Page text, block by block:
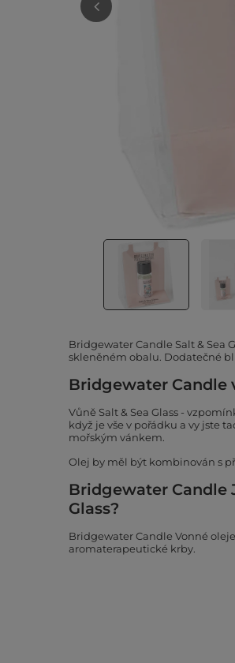
Bridgewater Candle Salt & Sea
skleněném obalu. Dodatečné
Bridgewater Candle
Vůně Salt & Sea Glass -
když je vše v pořádku a vy jste
mořským vánkem.
Olej by měl být kombinován s
Bridgewater Candle
Glass?
Bridgewater Candle Vonné
aromaterapeutické krby.